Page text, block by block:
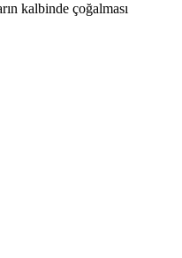
kalbinde çoğalması